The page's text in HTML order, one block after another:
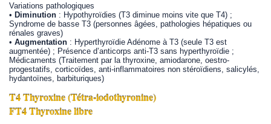
Variations pathologiques
•Diminution : Hypothyroïdies (T3 diminue moins vite que T4) ;
Syndrome de basse T3 (personnes âgées, pathologies hépatiques ou
rénales graves)
•Augmentation : Hyperthyroïdie Adénome à T3 (seule T3 est
augmentée) ; Présence d’anticorps anti-T3 sans hyperthyroïdie ;
Médicaments (Traitement par la thyroxine, amiodarone, oestro-
progestatifs, corticoïdes, anti-inflammatoires non stéroïdiens, salicylés,
hydantoïnes, barbituriques)
T4 Thyroxine (Tétra-iodothyronine)
FT4 Thyroxine libre